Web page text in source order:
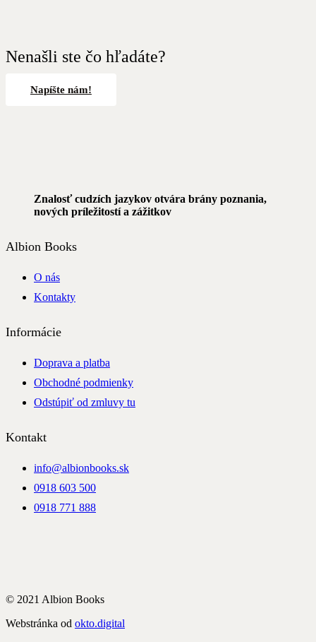
Nenašli ste čo hľadáte?
Napíšte nám!
Znalosť cudzích jazykov otvára brány poznania,
nových príležitostí a zážitkov
Albion Books
O nás
Kontakty
Informácie
Doprava a platba
Obchodné podmienky
Odstúpiť od zmluvy tu
Kontakt
info@albionbooks.sk
0918 603 500
0918 771 888
© 2021 Albion Books
Webstránka od okto.digital